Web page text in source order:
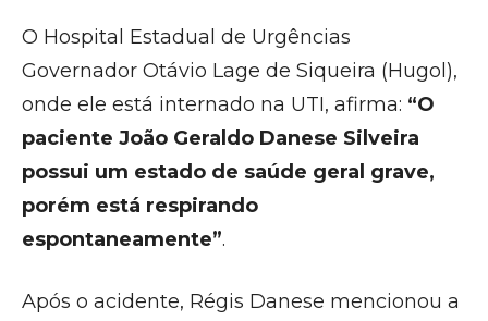
O Hospital Estadual de Urgências
Governador Otávio Lage de Siqueira (Hugol),
onde ele está internado na UTI, afirma: “O
paciente João Geraldo Danese Silveira
possui um estado de saúde geral grave,
porém está respirando
espontaneamente”.
Após o acidente, Régis Danese mencionou a